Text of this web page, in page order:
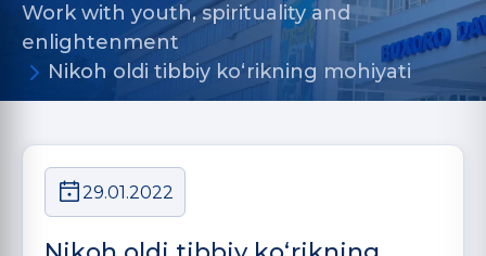
Work with youth, spirituality and
enlightenment
Nikoh oldi tibbiy ko‘rikning mohiyati
29.01.2022